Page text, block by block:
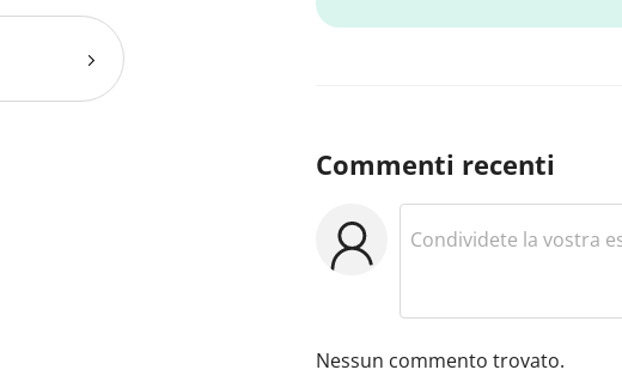
Commenti recenti
Nessun commento trovato.